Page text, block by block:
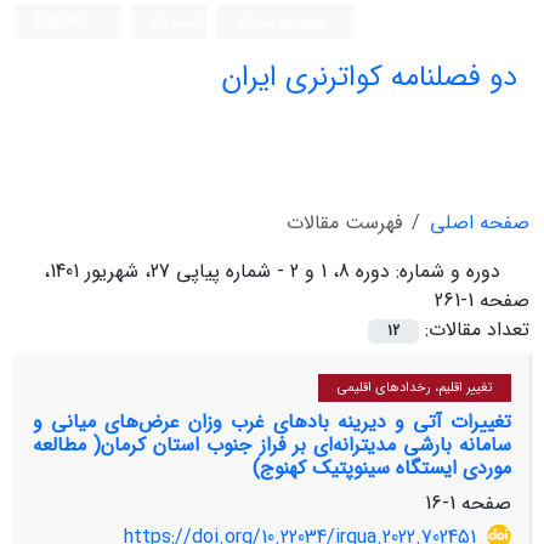
دو فصلنامه کواترنری ایران
صفحه اصلی
فهرست مقالات
دوره و شماره:
دوره 8، 1 و 2 - شماره پیاپی 27، شهریور 1401،
صفحه 1-261
تعداد مقالات:
12
تغییر اقلیم، رخدادهای اقلیمی
تغییرات آتی و دیرینه بادهای غرب وزان عرض‌های میانی و
سامانه بارشی مدیترانه‌ای بر فراز جنوب استان کرمان( مطالعه
موردی ایستگاه سینوپتیک کهنوج)
صفحه 1-16
https://doi.org/10.22034/irqua.2022.702451